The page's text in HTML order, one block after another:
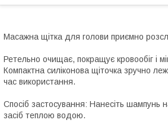
Масажна щітка для голови приємно
Ретельно очищає, покращує кровообіг і
Компактна силіконова щіточка зручно
час використання.
Спосіб застосування: Нанесіть шампунь
засіб теплою водою.